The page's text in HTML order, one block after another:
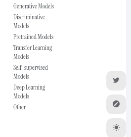
Generative Models
Discriminative
Models
Pretrained Models
Transfer Learning
Models
Self-supervised
Models
Deep Learning
Models
Other